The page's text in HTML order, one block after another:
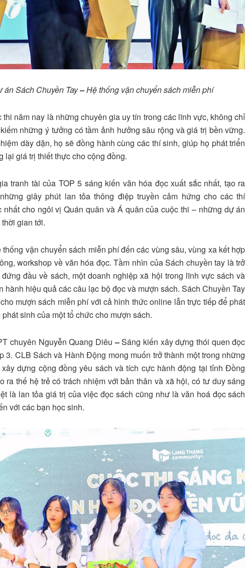
Sách Chuyền Tay–Hệ thống vận chuyển sách miễn phí
năm nay là những chuyên gia uy tín trong các lĩnh vực, không chỉ
những ý tưởng có tầm ảnh hưởng sâu rộng và giá trị bền vững.
dày dặn, họ sẽ đồng hành cùng các thí sinh, giúp họ phát triển
lại giá trị thiết thực cho cộng đồng.
tranh tài của TOP 5 sáng kiến văn hóa đọc xuất sắc nhất, tạo ra
giây phút lan tỏa thông điệp truyền cảm hứng cho các thí
cho ngôi vị Quán quân và Á quân của cuộc thi – những dự án
gian tới.
thống vận chuyển sách miễn phí đến các vùng sâu, vùng xa kết hợp
workshop về văn hóa đọc. Tầm nhìn của Sách chuyền tay là trở
đầu về sách, một doanh nghiệp xã hội trong lĩnh vực sách và
hành hiệu quả các câu lạc bộ đọc và mượn sách. Sách Chuyền Tay
mượn sách miễn phí với cả hình thức online lẫn trực tiếp để phát
sinh của một tổ chức cho mượn sách.
chuyên Nguyễn Quang Diêu–Sáng kiến xây dựng thói quen đọc
3. CLB Sách và Hành Động mong muốn trở thành một trong những
dựng cộng đồng yêu sách và tích cực hành động tại tỉnh Đồng
ra thế hệ trẻ có trách nhiệm với bản thân và xã hội, có tư duy sáng
là lan tỏa giá trị của việc đọc sách cũng như là văn hoá đọc sách
với các bạn học sinh.